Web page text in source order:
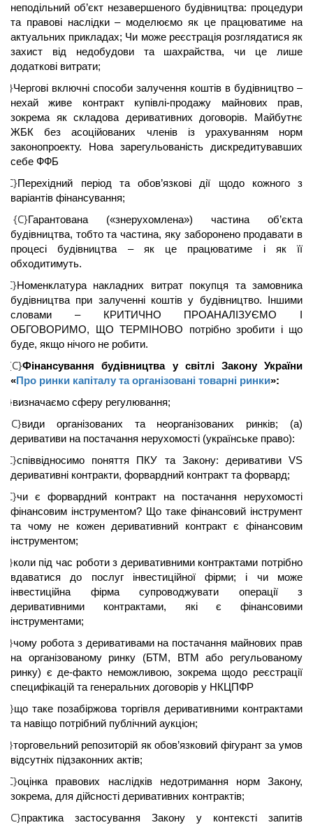
неподільний об’єкт незавершеного будівництва: процедури
та правові наслідки – моделюємо як це працюватиме на
актуальних прикладах; Чи може реєстрація розглядатися як
захист від недобудови та шахрайства, чи це лише
додаткові витрати;
Чергові включні способи залучення коштів в будівництво –
нехай живе контракт купівлі-продажу майнових прав,
зокрема як складова деривативних договорів. Майбутнє
ЖБК без асоційованих членів із урахуванням норм
законопроекту. Нова зарегульованість
дискредитувавших
себе ФФБ
{C}Перехідний період та обов’язкові дії щодо кожного з
варіантів фінансування;
{C}Гарантована («знерухомлена») частина об’єкта
будівництва, тобто та частина, яку заборонено продавати в
процесі будівництва – як це працюватиме і як її
обходитимуть.
{C}Номенклатура накладних витрат покупця та замовника
будівництва при залученні коштів у будівництво. Іншими
словами – КРИТИЧНО ПРОАНАЛІЗУЄМО І
ОБГОВОРИМО, ЩО ТЕРМІНОВО потрібно зробити і що
буде, якщо нічого не робити.
{C}Фінансування будівництва у світлі Закону України
«Про ринки капіталу та організовані товарні ринки»:
визначаємо сферу регулювання;
{C}види організованих та неорганізованих ринків; (а)
деривативи на постачання нерухомості (українське право):
{C}співвідносимо поняття ПКУ та Закону: деривативиVS
деривативні контракти, форвардний контракт та форвард;
{C}чи є форвардний контракт на постачання нерухомості
фінансовим інструментом? Що таке фінансовий інструмент
та чому не кожен деривативний контракт є фінансовим
інструментом;
коли під час роботи з деривативнимиконтрактами потрібно
вдаватися до послуг інвестиційної фірми; і чи може
інвестиційна фірма супроводжувати операції з
деривативними контрактами, які є фінансовими
інструментами;
чому робота з деривативами на постачання майнових прав
на організованому ринку (БТМ, ВТМ або регульованому
ринку) є де-факто неможливою, зокрема щодо реєстрації
специфікацій та генеральних договорів у НКЦПФР
{C}що таке позабіржова торгівля деривативними контрактами
та навіщо потрібний публічний аукціон;
торговельний репозиторій як обов’язковий фігурант за умов
відсутніх підзаконних актів;
{C}оцінка правових наслідків недотримання норм Закону,
зокрема, для дійсності деривативних контрактів;
{C}практика застосування Закону у контексті запитів